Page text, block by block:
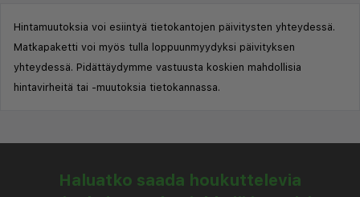
Hintamuutoksia voi esiintyä tietokantojen päivitysten yhteydessä.
Matkapaketti voi myös tulla loppuunmyydyksi päivityksen
yhteydessä. Pidättäydymme vastuusta koskien mahdollisia
hintavirheitä tai -muutoksia tietokannassa.
Haluatko saada houkuttelevia